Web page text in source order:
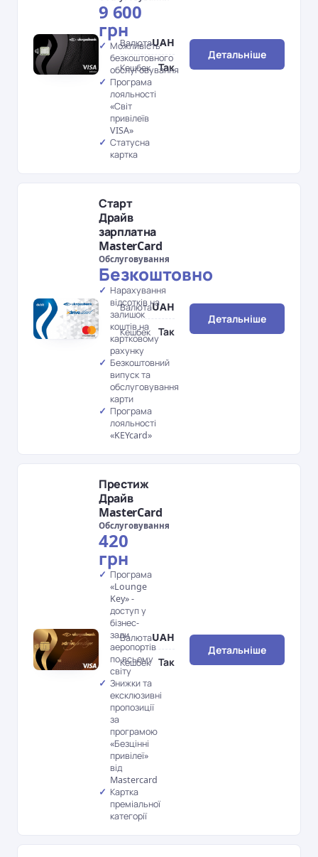
9 600
грн
Можливість
безкоштовного
обслуговування
Програма
лояльності
«Світ
привілеїв
VISA»
Статусна
картка
ВалютаUAH
Кешбек Так
Детальніше
Старт
Драйв
зарплатна
MasterCard
Обслуговування
Безкоштовно
Нарахування
відсотків на
залишок
коштів на
картковому
рахунку
Безкоштовний
випуск та
обслуговування
карти
Програма
лояльності
«KEYcard»
ВалютаUAH
Кешбек Так
Детальніше
Престиж
Драйв
MasterCard
Обслуговування
420
грн
Програма
«Lounge
Key» -
доступ у
бізнес-
зали
аеропортів
по всьому
світу
Знижки та
ексклюзивні
пропозиції
за
програмою
«Безцінні
привілеї»
від
Mastercard
Картка
преміальної
категорії
ВалютаUAH
Кешбек Так
Детальніше